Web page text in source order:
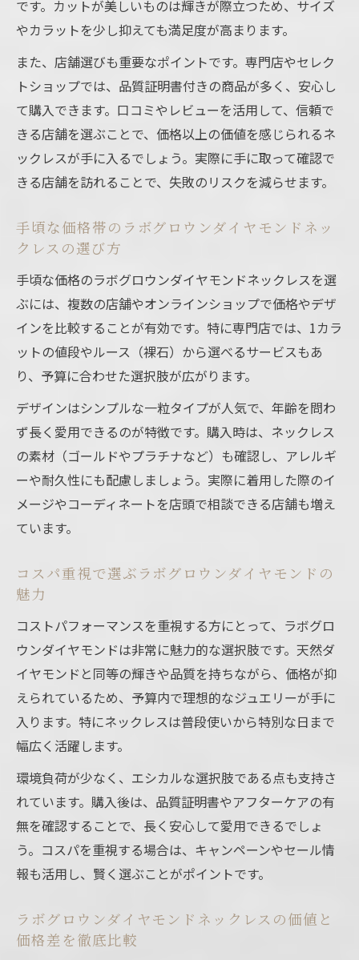
です。カットが美しいものは輝きが際立つため、サイズ
やカラットを少し抑えても満足度が高まります。
また、店舗選びも重要なポイントです。専門店やセレク
トショップでは、品質証明書付きの商品が多く、安心し
て購入できます。口コミやレビューを活用して、信頼で
きる店舗を選ぶことで、価格以上の価値を感じられるネ
ックレスが手に入るでしょう。実際に手に取って確認で
きる店舗を訪れることで、失敗のリスクを減らせます。
手頃な価格帯のラボグロウンダイヤモンドネッ
クレスの選び方
手頃な価格のラボグロウンダイヤモンドネックレスを選
ぶには、複数の店舗やオンラインショップで価格やデザ
インを比較することが有効です。特に専門店では、1カラ
ットの値段やルース（裸石）から選べるサービスもあ
り、予算に合わせた選択肢が広がります。
デザインはシンプルな一粒タイプが人気で、年齢を問わ
ず長く愛用できるのが特徴です。購入時は、ネックレス
の素材（ゴールドやプラチナなど）も確認し、アレルギ
ーや耐久性にも配慮しましょう。実際に着用した際のイ
メージやコーディネートを店頭で相談できる店舗も増え
ています。
コスパ重視で選ぶラボグロウンダイヤモンドの
魅力
コストパフォーマンスを重視する方にとって、ラボグロ
ウンダイヤモンドは非常に魅力的な選択肢です。天然ダ
イヤモンドと同等の輝きや品質を持ちながら、価格が抑
えられているため、予算内で理想的なジュエリーが手に
入ります。特にネックレスは普段使いから特別な日まで
幅広く活躍します。
環境負荷が少なく、エシカルな選択肢である点も支持さ
れています。購入後は、品質証明書やアフターケアの有
無を確認することで、長く安心して愛用できるでしょ
う。コスパを重視する場合は、キャンペーンやセール情
報も活用し、賢く選ぶことがポイントです。
ラボグロウンダイヤモンドネックレスの価値と
価格差を徹底比較